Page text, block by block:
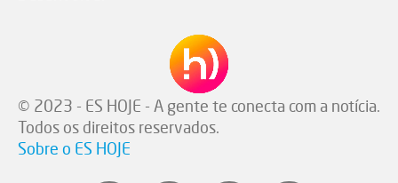
© 2023 - ES HOJE - A gente te conecta com a notícia.
Todos os direitos reservados.
Sobre o ES HOJE